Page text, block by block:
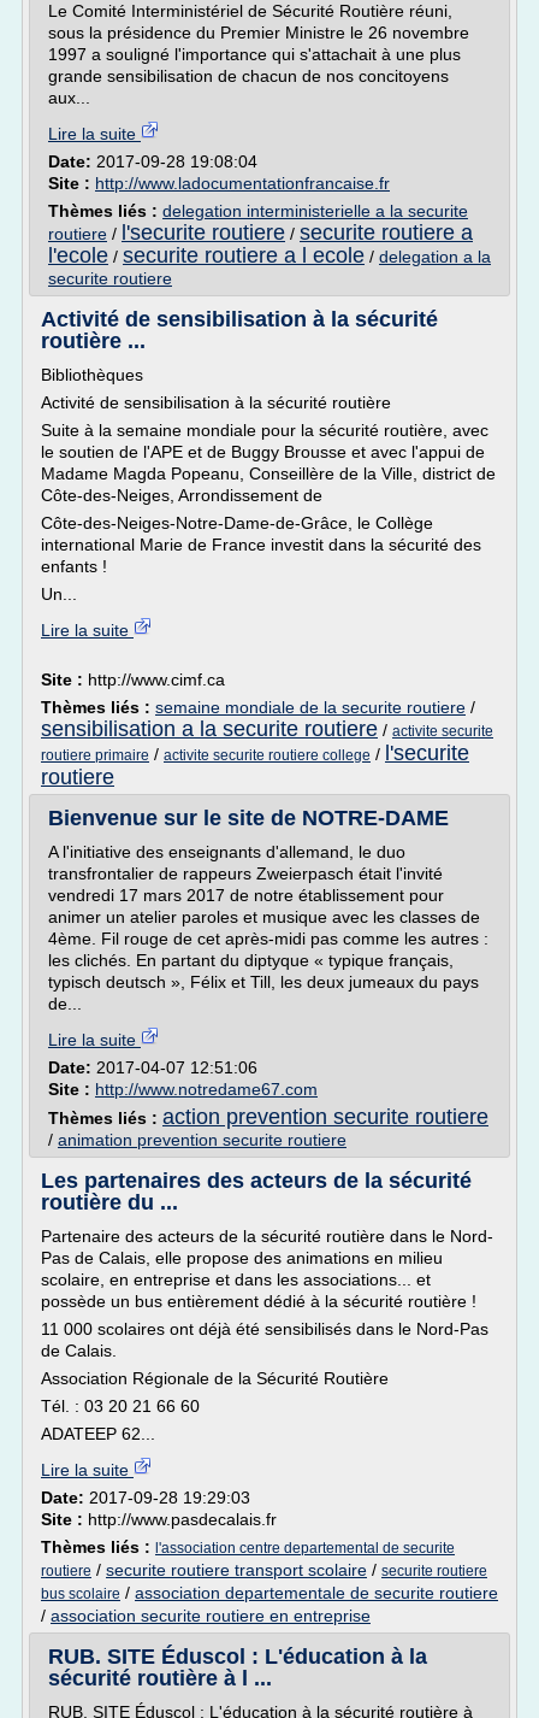
Le Comité Interministériel de Sécurité Routière réuni,
sous la présidence du Premier Ministre le 26 novembre
1997 a souligné l'importance qui s'attachait à une plus
grande sensibilisation de chacun de nos concitoyens
aux...
Lire la suite
Date: 2017-09-28 19:08:04
Site : http://www.ladocumentationfrancaise.fr
Thèmes liés : delegation interministerielle a la securite
routiere / l'securite routiere / securite routiere a
l'ecole / securite routiere a l ecole / delegation a la
securite routiere
Activité de sensibilisation à la sécurité
routière ...
Bibliothèques
Activité de sensibilisation à la sécurité routière
Suite à la semaine mondiale pour la sécurité routière, avec
le soutien de l'APE et de Buggy Brousse et avec l'appui de
Madame Magda Popeanu, Conseillère de la Ville, district de
Côte-des-Neiges, Arrondissement de
Côte-des-Neiges-Notre-Dame-de-Grâce, le Collège
international Marie de France investit dans la sécurité des
enfants !
Un...
Lire la suite
Site : http://www.cimf.ca
Thèmes liés : semaine mondiale de la securite routiere /
sensibilisation a la securite routiere / activite securite
routiere primaire / activite securite routiere college / l'securite
routiere
Bienvenue sur le site de NOTRE-DAME
A l'initiative des enseignants d'allemand, le duo
transfrontalier de rappeurs Zweierpasch était l'invité
vendredi 17 mars 2017 de notre établissement pour
animer un atelier paroles et musique avec les classes de
4ème. Fil rouge de cet après-midi pas comme les autres :
les clichés. En partant du diptyque « typique français,
typisch deutsch », Félix et Till, les deux jumeaux du pays
de...
Lire la suite
Date: 2017-04-07 12:51:06
Site : http://www.notredame67.com
Thèmes liés : action prevention securite routiere
/ animation prevention securite routiere
Les partenaires des acteurs de la sécurité
routière du ...
Partenaire des acteurs de la sécurité routière dans le Nord-
Pas de Calais, elle propose des animations en milieu
scolaire, en entreprise et dans les associations... et
possède un bus entièrement dédié à la sécurité routière !
11 000 scolaires ont déjà été sensibilisés dans le Nord-Pas
de Calais.
Association Régionale de la Sécurité Routière
Tél. : 03 20 21 66 60
ADATEEP 62...
Lire la suite
Date: 2017-09-28 19:29:03
Site : http://www.pasdecalais.fr
Thèmes liés : l'association centre departemental de securite
routiere / securite routiere transport scolaire / securite routiere
bus scolaire / association departementale de securite routiere
/ association securite routiere en entreprise
RUB. SITE Éduscol : L'éducation à la
sécurité routière à l ...
RUB. SITE Éduscol : L'éducation à la sécurité routière à